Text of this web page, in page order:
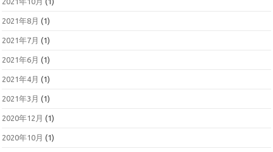
2021年8月 (1)
2021年7月 (1)
2021年6月 (1)
2021年4月 (1)
2021年3月 (1)
2020年12月 (1)
2020年10月 (1)